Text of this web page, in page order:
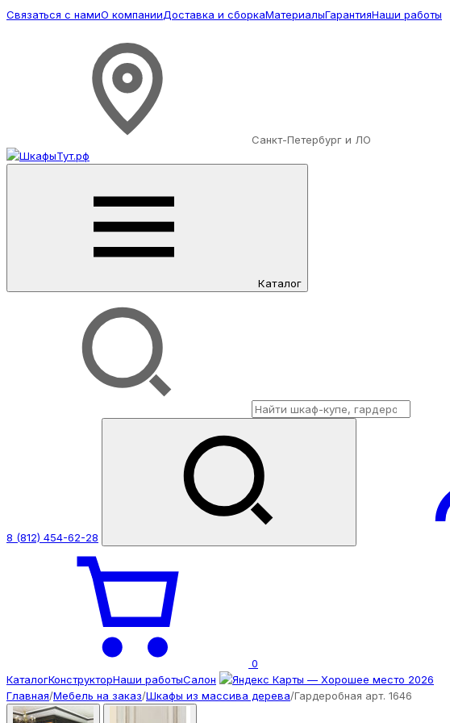
Связаться с намиО компанииДоставка и сборкаМатериалыГарантияНаши работы
Санкт-Петербург и ЛО
Каталог
8 (812) 454-62-28
0
КаталогКонструкторНаши работыСалон
Главная/Мебель на заказ/Шкафы из массива дерева/Гардеробная арт. 1646